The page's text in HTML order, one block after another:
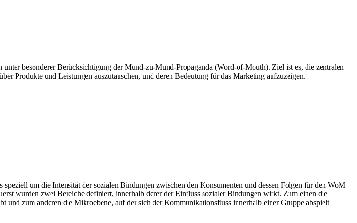
besonderer Berücksichtigung der Mund-zu-Mund-Propaganda (Word-of-Mouth). Ziel ist es, die zentralen
Produkte und Leistungen auszutauschen, und deren Bedeutung für das Marketing aufzuzeigen.
um die Intensität der sozialen Bindungen zwischen den Konsumenten und dessen Folgen für den WoM
wurden zwei Bereiche definiert, innerhalb derer der Einfluss sozialer Bindungen wirkt. Zum einen die
zum anderen die Mikroebene, auf der sich der Kommunikationsfluss innerhalb einer Gruppe abspielt